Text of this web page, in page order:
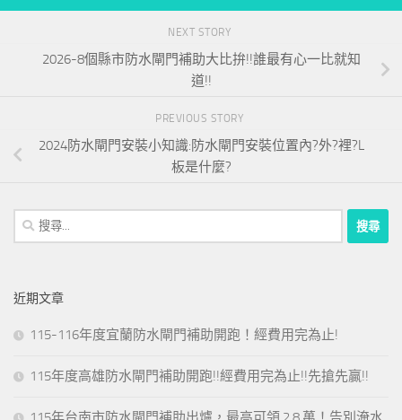
NEXT STORY
2026-8個縣市防水閘門補助大比拚!!誰最有心一比就知
道!!
PREVIOUS STORY
2024防水閘門安裝小知識:防水閘門安裝位置內?外?裡?L
板是什麼?
搜
尋
字:
近期文章
115-116年度宜蘭防水閘門補助開跑！經費用完為止!
115年度高雄防水閘門補助開跑!!經費用完為止!!先搶先贏!!